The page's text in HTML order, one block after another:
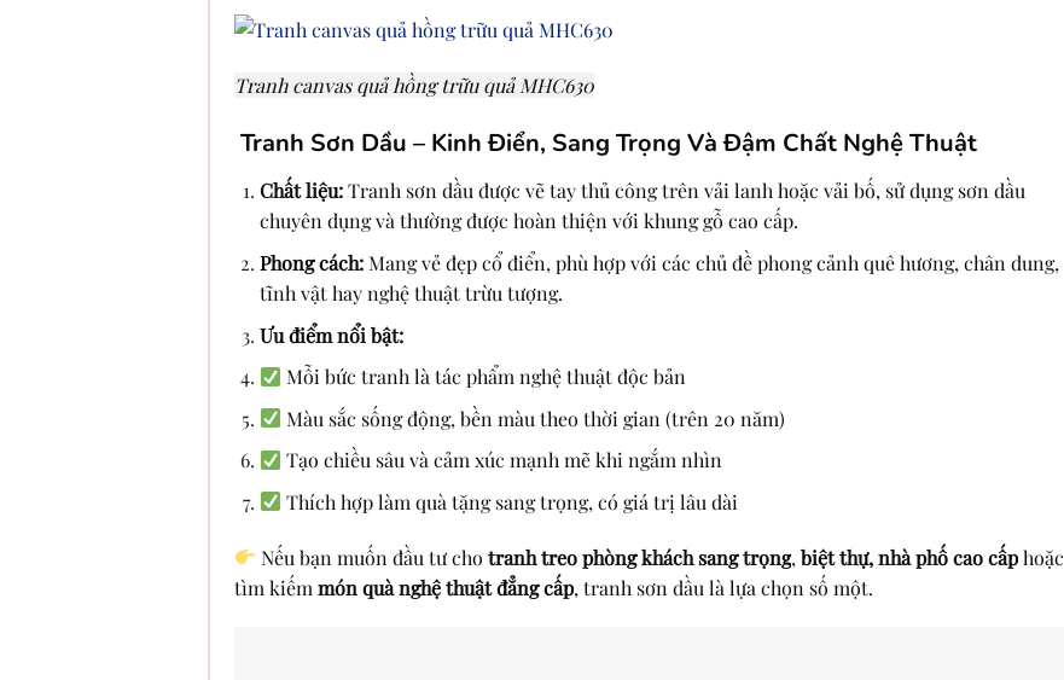
Tranh canvas quả hồng trữu quả MHC630
Tranh Sơn Dầu – Kinh Điển, Sang Trọng Và Đậm Chất Nghệ Thuật
Chất liệu:Tranh sơn dầu được vẽ tay thủ công trên vải lanh hoặc vải bố, sử dụng sơn dầu
chuyên dụng và thường được hoàn thiện với khung gỗ cao cấp.
Phong cách:Mang vẻ đẹp cổ điển, phù hợp với các chủ đề phong cảnh quê hương, chân dung,
tĩnh vật hay nghệ thuật trừu tượng.
Ưu điểm nổi bật:
Mỗi bức tranh là tác phẩm nghệ thuật độc bản
Màu sắc sống động, bền màu theo thời gian (trên 20 năm)
Tạo chiều sâu và cảm xúc mạnh mẽ khi ngắm nhìn
Thích hợp làm quà tặng sang trọng, có giá trị lâu dài
Nếu bạn muốn đầu tư chotranh treo phòng khách sang trọng,biệt thự, nhà phố cao cấphoặc
tìm kiếm món quà nghệ thuật đẳng cấp, tranh sơn dầu là lựa chọn số một.